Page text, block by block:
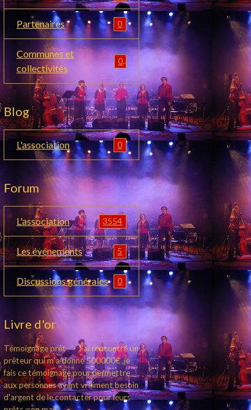
Partenaires 0
Communes et
collectivités
0
Blog
L'association 0
Forum
L'association 3554
Les événements 5
Discussions générales 0
Livre d'or
Témoignage prêt✅- J'ai rencontré un
prêteur qui m'a donné 500000€ ,je
fais ce témoignage pour permettre
aux personnes ayant vraiment besoin
d'argent de le contacter pour leurs